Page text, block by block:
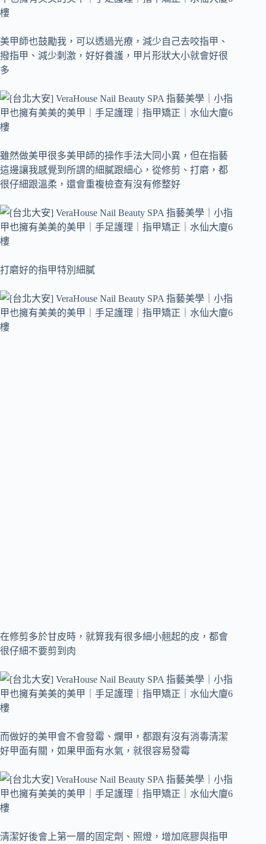
美甲師也鼓勵我，可以透過光療，減少自己去咬指甲、
撥指甲、減少刺激，好好養護，甲片形狀大小就會好很
多
雖然做美甲很多美甲師的操作手法大同小異，但在指藝
這邊讓我感覺到所謂的細膩跟細心，從修剪、打磨，都
很仔細跟溫柔，還會重複檢查有沒有修整好
打磨好的指甲特別細膩
在修剪多於甘皮時，就算我有很多細小翹起的皮，都會
很仔細不要剪到肉
而做好的美甲會不會發霉、爛甲，都跟有沒有消毒清潔
好甲面有關，如果甲面有水氣，就很容易發霉
清潔好後會上第一層的固定劑、照燈，增加底膠與指甲